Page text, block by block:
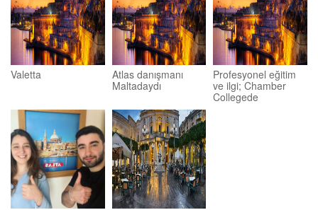
Valetta
Atlas danışmanı
Maltadaydı
Profesyonel eğitim
ve ilgi; Chamber
Collegede